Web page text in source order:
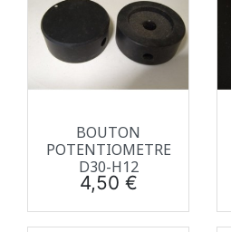
BOUTON
POTENTIOMETRE
D30-H12
Prix
4,50 €